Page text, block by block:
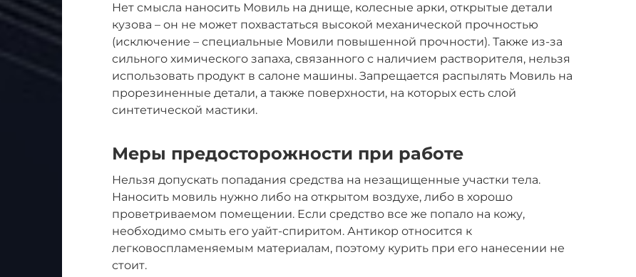
Нет смысла наносить Мовиль на днище, колесные арки, открытые детали
кузова – он не может похвастаться высокой механической прочностью
(исключение – специальные Мовили повышенной прочности). Также из-за
сильного химического запаха, связанного с наличием растворителя, нельзя
использовать продукт в салоне машины. Запрещается распылять Мовиль на
прорезиненные детали, а также поверхности, на которых есть слой
синтетической мастики.
Меры предосторожности при работе
Нельзя допускать попадания средства на незащищенные участки тела.
Наносить мовиль нужно либо на открытом воздухе, либо в хорошо
проветриваемом помещении. Если средство все же попало на кожу,
необходимо смыть его уайт-спиритом. Антикор относится к
легковоспламеняемым материалам, поэтому курить при его нанесении не
стоит.